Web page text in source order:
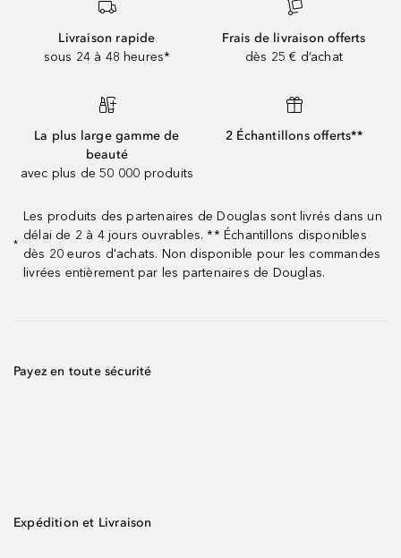
Livraison rapide
sous 24 à 48 heures*
Frais de livraison offerts
dès 25 € d’achat
La plus large gamme de
beauté
avec plus de 50 000 produits
2 Échantillons offerts**
*
Les produits des partenaires de Douglas sont livrés dans un
délai de 2 à 4 jours ouvrables. ** Échantillons disponibles
dès 20 euros d'achats. Non disponible pour les commandes
livrées entièrement par les partenaires de Douglas.
Payez en toute sécurité
Expédition et Livraison